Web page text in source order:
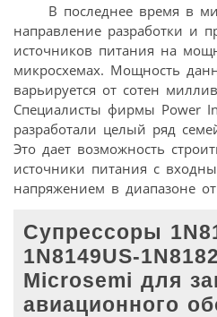
В последнее время в
направление разработки и
источников питания на
микросхемах. Мощность
варьируется от сотен
Специалисты фирмы Power
разработали целый ряд
Это дает возможность
источники питания с
напряжением в диапазоне
Супрессоры
1N8149US-
Microsemi для
авиационного